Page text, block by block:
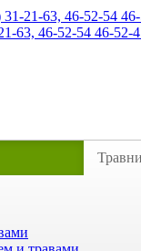
63, 46-52-54 46-52-